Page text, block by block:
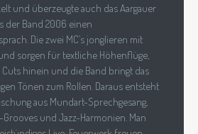
und überzeugte auch das Aargauer
der Band 2006 einen
Die zwei MC’s jonglieren mit
sorgen für textliche Höhenflüge,
hinein und die Band bringt das
Tönen zum Rollen. Daraus entsteht
aus Mundart-Sprechgesang,
und Jazz-Harmonien. Man